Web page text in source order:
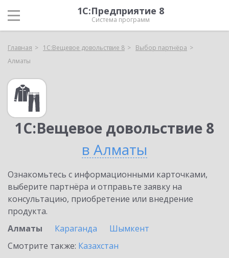
1С:Предприятие 8
Система программ
Главная 1С:Вещевое довольствие 8
Выбор партнёра
Алматы
1С:Вещевое довольствие 8
в Алматы
Ознакомьтесь с информационными карточками,
выберите партнёра и отправьте заявку на
консультацию, приобретение или внедрение
продукта.
Алматы
Караганда
Шымкент
Смотрите также: Казахстан